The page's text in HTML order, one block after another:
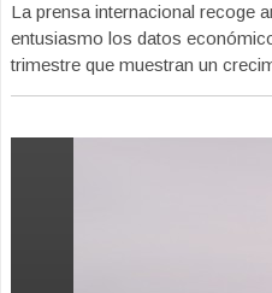
La prensa internacional recoge
entusiasmo los datos
trimestre que muestran un